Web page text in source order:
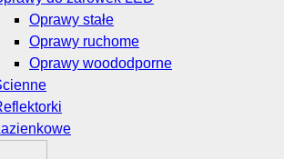
Oprawy stałe
Oprawy ruchome
Oprawy woododporne